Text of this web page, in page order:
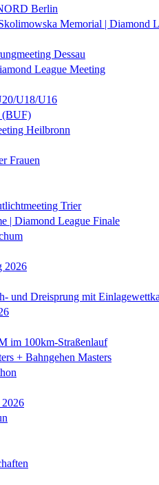
Berlin
Memorial | Diamond
Dessau
League Meeting
U18/U16
(BUF)
Heilbronn
Frauen
Trier
| Diamond League Finale
2026
und Dreisprung mit
100km-Straßenlauf
+ Bahngehen Masters